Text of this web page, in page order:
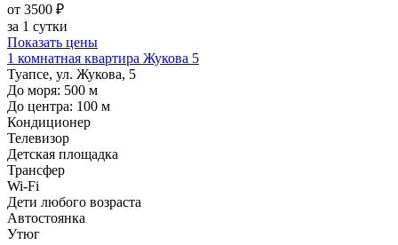
от 3500 ₽
за 1 сутки
Показать цены
1 комнатная квартира Жукова 5
Туапсе, ул. Жукова, 5
До моря: 500 м
До центра: 100 м
Кондиционер
Телевизор
Детская площадка
Трансфер
Wi-Fi
Дети любого возраста
Автостоянка
Утюг